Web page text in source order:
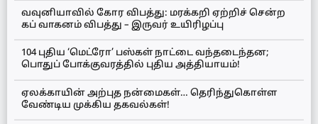
வவுனியாவில் கோர விபத்து: மரக்கறி ஏற்றிச் சென்ற
கப் வாகனம் விபத்து – இருவர் உயிரிழப்பு
104 புதிய ‘மெட்ரோ’ பஸ்கள் நாட்டை வந்தடைந்தன;
பொதுப் போக்குவரத்தில் புதிய அத்தியாயம்!
ஏலக்காயின் அற்புத நன்மைகள்… தெரிந்துகொள்ள
வேண்டிய முக்கிய தகவல்கள்!